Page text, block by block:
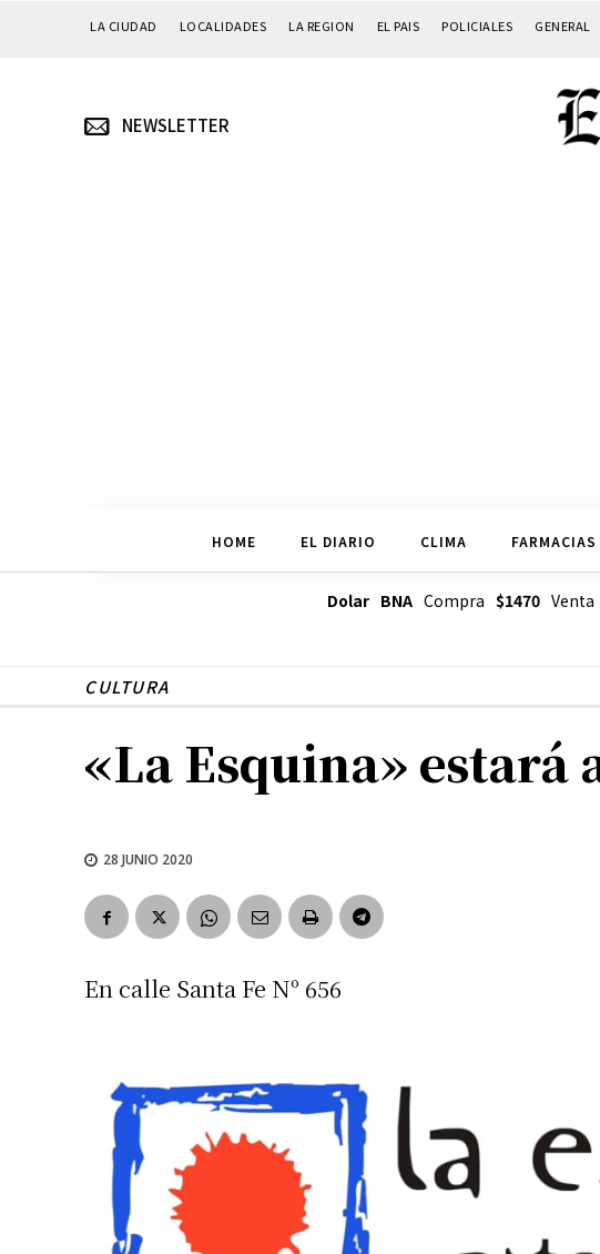
LA CIUDAD LOCALIDADES LA REGION EL PAIS POLICIALES GENERAL
NEWSLETTER
HOME EL DIARIO CLIMA
Dolar BNACompra $1470Venta
CULTURA
«La Esquina» estará
28 JUNIO 2020
En calle Santa Fe Nº 656